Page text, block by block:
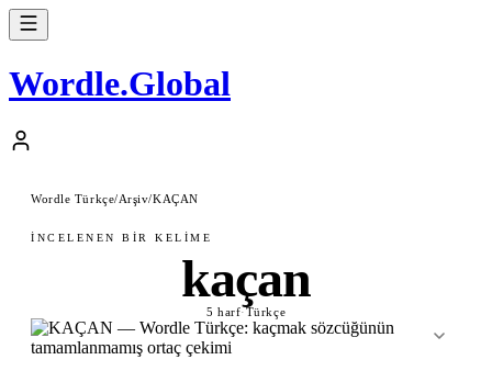
Wordle.Global
Wordle Türkçe/Arşiv/KAÇAN
İNCELENEN BIR KELIME
kaçan
5 harf·Türkçe